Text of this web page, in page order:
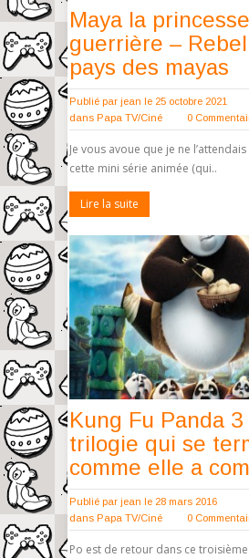
Maya la princesse
guerrière –
pays des mayas
Publié par jean le 25 octobre 2021
dans Papa TV/Ciné 0
Je vous avoue que je ne
cette mini série animée (qui..
Lire la suite
Kung Fu Panda 3
trilogie qui se
comme elle a
Publié par jean le 28 mars 2016
dans Papa TV/Ciné 0
Po est de retour dans ce